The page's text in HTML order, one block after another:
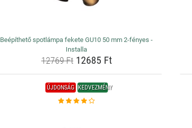
Beépíthető spotlámpa fekete GU10 50 mm 2-fényes -
Installa
12769 Ft12685 Ft
ÚJDONSÁG KEDVEZMÉNY